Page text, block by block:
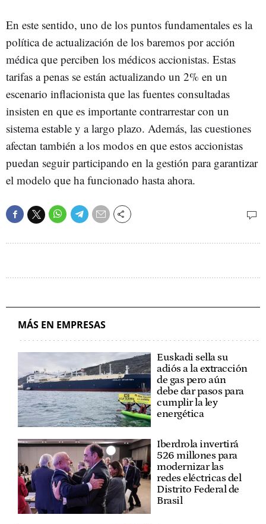
En este sentido, uno de los puntos fundamentales es la
política de actualización de los baremos por acción
médica que perciben los médicos accionistas. Estas
tarifas a penas se están actualizando un 2% en un
escenario inflacionista que las fuentes consultadas
insisten en que es importante contrarrestar con un
sistema estable y a largo plazo. Además, las cuestiones
afectan también a los modos en que estos accionistas
puedan seguir participando en la gestión para garantizar
el modelo que ha funcionado hasta ahora.
MÁS EN EMPRESAS
Euskadi sella su
adiós a la extracción
de gas pero aún
debe dar pasos para
cumplir la ley
energética
Iberdrola invertirá
526 millones para
modernizar las
redes eléctricas del
Distrito Federal de
Brasil